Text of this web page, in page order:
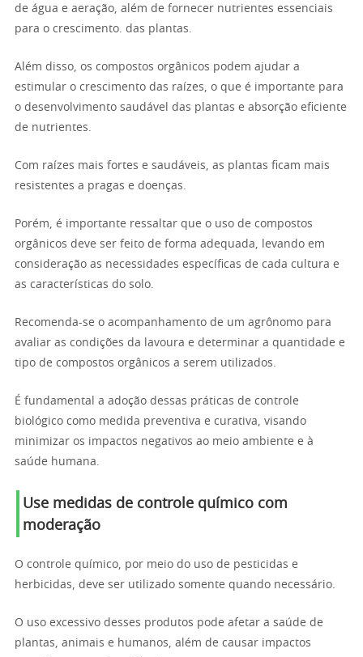
de água e aeração, além de fornecer nutrientes essenciais
para o crescimento. das plantas.
Além disso, os compostos orgânicos podem ajudar a
estimular o crescimento das raízes, o que é importante para
o desenvolvimento saudável das plantas e absorção eficiente
de nutrientes.
Com raízes mais fortes e saudáveis, as plantas ficam mais
resistentes a pragas e doenças.
Porém, é importante ressaltar que o uso de compostos
orgânicos deve ser feito de forma adequada, levando em
consideração as necessidades específicas de cada cultura e
as características do solo.
Recomenda-se o acompanhamento de um agrônomo para
avaliar as condições da lavoura e determinar a quantidade e
tipo de compostos orgânicos a serem utilizados.
É fundamental a adoção dessas práticas de controle
biológico como medida preventiva e curativa, visando
minimizar os impactos negativos ao meio ambiente e à
saúde humana.
Use medidas de controle químico com
moderação
O controle químico, por meio do uso de pesticidas e
herbicidas, deve ser utilizado somente quando necessário.
O uso excessivo desses produtos pode afetar a saúde de
plantas, animais e humanos, além de causar impactos